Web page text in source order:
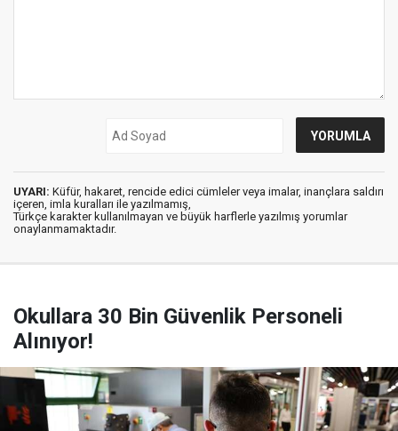
UYARI: Küfür, hakaret, rencide edici cümleler veya imalar, inançlara saldırı
içeren, imla kuralları ile yazılmamış,
Türkçe karakter kullanılmayan ve büyük harflerle yazılmış yorumlar
onaylanmamaktadır.
Okullara 30 Bin Güvenlik Personeli
Alınıyor!